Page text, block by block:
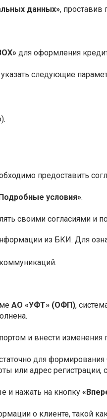
данных», проставив
для оформления
следующие
предоставить
условия».
своими согласиями и
из БКИ. Для
АО «УФТ» (ОФП),
и внести изменения
для
или адрес регистрации,
и нажать на кнопку
о клиенте, такой